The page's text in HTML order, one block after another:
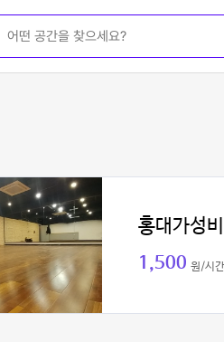
홍대가성
1,500 원/시간